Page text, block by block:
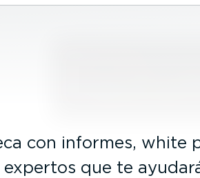
con informes, white
expertos que te